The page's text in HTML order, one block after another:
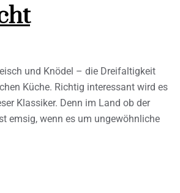
und Knödel – die Dreifaltigkeit
Küche. Richtig interessant wird es
Klassiker. Denn im Land ob der
emsig, wenn es um ungewöhnliche